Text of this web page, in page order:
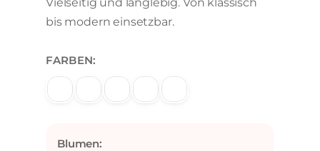
bis modern einsetzbar.
FARBEN:
Blumen: